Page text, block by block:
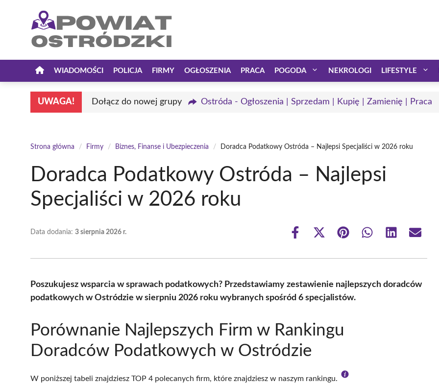
WIADOMOŚCI POLICJA FIRMY OGŁOSZENIA PRACA POGODA NEKROLOGI LIFESTYLE
UWAGA! Dołącz do nowej grupy Ostróda - Ogłoszenia | Sprzedam | Kupię | Zamienię | Praca
Strona główna / Firmy / Biznes, Finanse i Ubezpieczenia / Doradca Podatkowy Ostróda – Najlepsi Specjaliści w 2026 roku
Doradca Podatkowy Ostróda – Najlepsi
Specjaliści w 2026 roku
Data dodania: 3 sierpnia 2026 r.
Share
Share
(Twitter)
Share Share Share Share
Poszukujesz wsparcia w sprawach podatkowych? Przedstawiamy zestawienie najlepszych doradców
podatkowych w Ostródzie w sierpniu 2026 roku wybranych spośród 6 specjalistów.
Porównanie Najlepszych Firm w Rankingu
Doradców Podatkowych w Ostródzie
W poniższej tabeli znajdziesz TOP 4 polecanych firm, które znajdziesz w naszym rankingu.